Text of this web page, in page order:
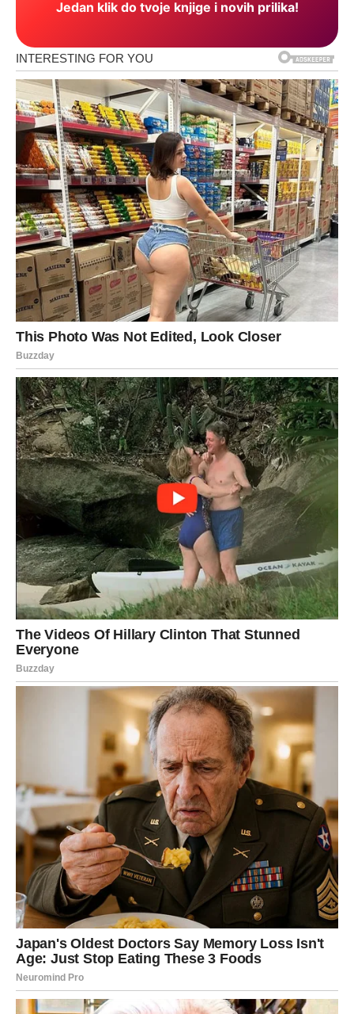
Jedan klik do tvoje knjige i novih prilika!